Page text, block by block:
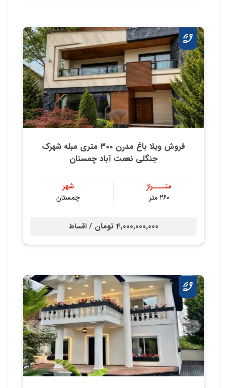
فروش ویلا باغ مدرن ۳۰۰ متری مبله شهرک
جنگلی نعمت آباد چمستان
متــــراژ
۲۶۰ متر
شهر
چمستان
4,000,000,000 تومان / اقساط